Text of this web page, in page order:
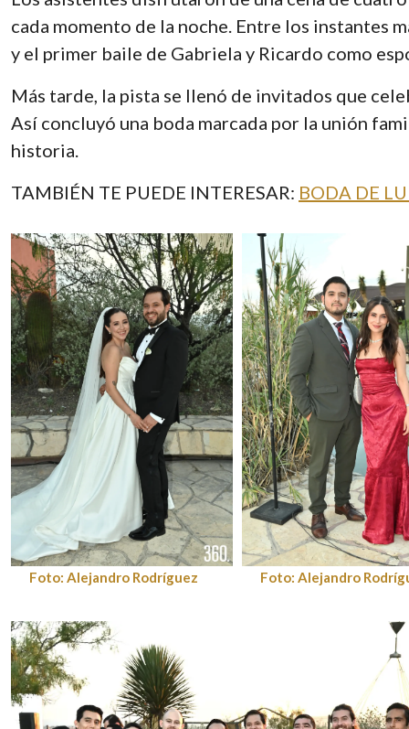
cada momento de la noche. Entre los instantes
y el primer baile de Gabriela y Ricardo como
Más tarde, la pista se llenó de invitados que
Así concluyó una boda marcada por la unión
historia.
TAMBIÉN TE PUEDE INTERESAR: BODA DE
Foto: Alejandro Rodríguez Foto: Alejandro